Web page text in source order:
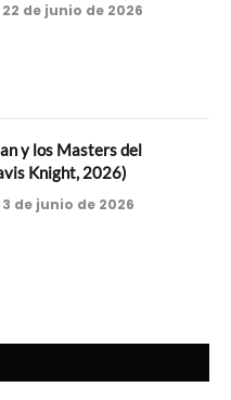
22 de junio de 2026
y los Masters del
Knight, 2026)
3 de junio de 2026